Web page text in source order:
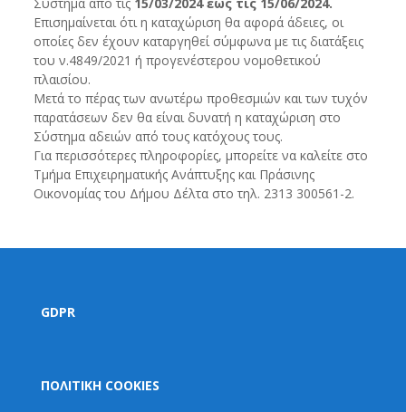
Επισημαίνεται ότι η καταχώριση θα αφορά άδειες, οι
οποίες δεν έχουν καταργηθεί σύμφωνα με τις διατάξεις
του ν.4849/2021 ή προγενέστερου νομοθετικού
πλαισίου.
Μετά το πέρας των ανωτέρω προθεσμιών και των τυχόν
παρατάσεων δεν θα είναι δυνατή η καταχώριση στο
Σύστημα αδειών από τους κατόχους τους.
Για περισσότερες πληροφορίες, μπορείτε να καλείτε στο
Τμήμα Επιχειρηματικής Ανάπτυξης και Πράσινης
Οικονομίας του Δήμου Δέλτα στο τηλ. 2313 300561-2.
GDPR
ΠΟΛΙΤΙΚΗ COOKIES